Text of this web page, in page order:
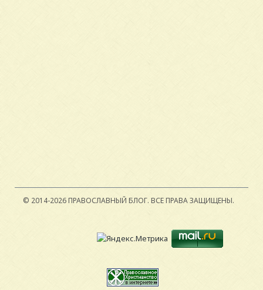
© 2014-2026 ПРАВОСЛАВНЫЙ БЛОГ. ВСЕ ПРАВА ЗАЩИЩЕНЫ.